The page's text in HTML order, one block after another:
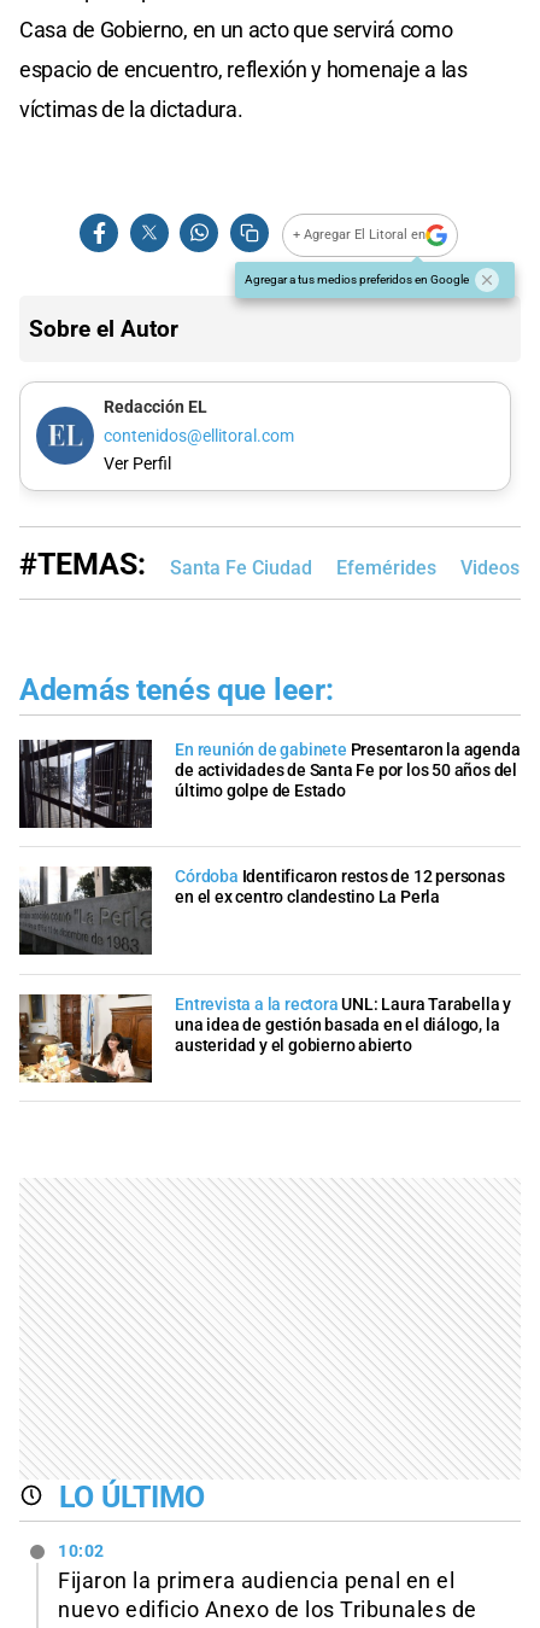
Casa de Gobierno, en un acto que servirá como
espacio de encuentro, reflexión y homenaje a las
víctimas de la dictadura.
+ Agregar El Litoral en
Agregar a tus medios preferidos en Google
Sobre el Autor
Redacción EL
contenidos@ellitoral.com
Ver Perfil
#TEMAS: Santa Fe Ciudad Efemérides Videos
Además tenés que leer:
En reunión de gabinete Presentaron la agenda
de actividades de Santa Fe por los 50 años del
último golpe de Estado
Córdoba Identificaron restos de 12 personas
en el ex centro clandestino La Perla
Entrevista a la rectora UNL: Laura Tarabella y
una idea de gestión basada en el diálogo, la
austeridad y el gobierno abierto
LO ÚLTIMO
10:02
Fijaron la primera audiencia penal en el
nuevo edificio Anexo de los Tribunales de